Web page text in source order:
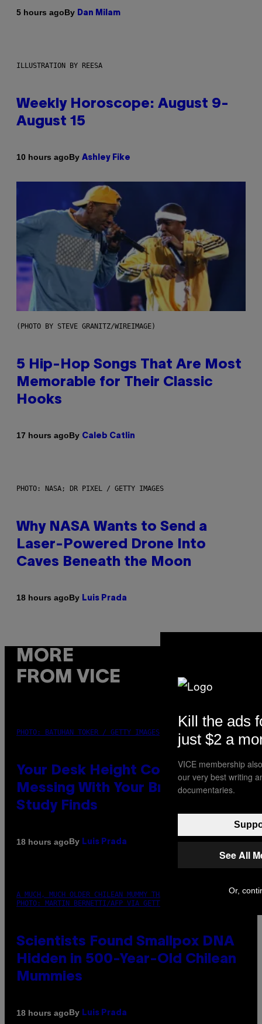
5 hours agoBy Dan Milam
ILLUSTRATION BY REESA
Weekly Horoscope: August 9-
August 15
10 hours agoBy Ashley Fike
(PHOTO BY STEVE GRANITZ/WIREIMAGE)
5 Hip-Hop Songs That Are Most
Memorable for Their Classic
Hooks
17 hours agoBy Caleb Catlin
PHOTO: NASA; DR PIXEL / GETTY IMAGES
Why NASA Wants to Send a
Laser-Powered Drone Into
Caves Beneath the Moon
18 hours agoBy Luis Prada
MORE
FROM VICE
PHOTO: BATUHAN TOKER / GETTY IMAGES
Your Desk Height Could Be
Messing With Your Brain, New
Study Finds
18 hours agoBy Luis Prada
A MUCH, MUCH OLDER CHILEAN MUMMY THAN THOSE IN QUESTION.
PHOTO: MARTIN BERNETTI/AFP VIA GETTY IMAGES
Scientists Found Smallpox DNA
Hidden in 500-Year-Old Chilean
Mummies
18 hours agoBy Luis Prada
Kill the ads
just $2 a
VICE membership
our very best writing
documentaries.
See All
Or,